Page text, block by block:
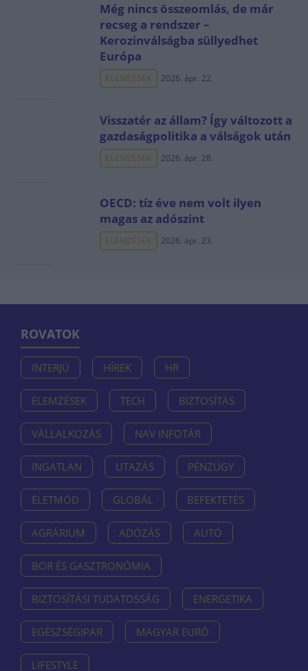
Még nincs összeomlás, de már
recseg a rendszer –
Kerozinválságba süllyedhet
Európa
ELEMZÉSEK 2026. ápr. 22.
Visszatér az állam? Így változott a
gazdaságpolitika a válságok után
ELEMZÉSEK 2026. ápr. 28.
OECD: tíz éve nem volt ilyen
magas az adószint
ELEMZÉSEK 2026. ápr. 23.
ROVATOK
INTERJÚ HÍREK HR
ELEMZÉSEK TECH BIZTOSÍTÁS
VÁLLALKOZÁS NAV INFOTÁR
INGATLAN UTAZÁS PÉNZÜGY
ÉLETMÓD GLOBÁL BEFEKTETÉS
AGRÁRIUM ADÓZÁS AUTÓ
BOR ÉS GASZTRONÓMIA
BIZTOSÍTÁSI TUDATOSSÁG ENERGETIKA
EGÉSZSÉGIPAR MAGYAR EURÓ
LIFESTYLE